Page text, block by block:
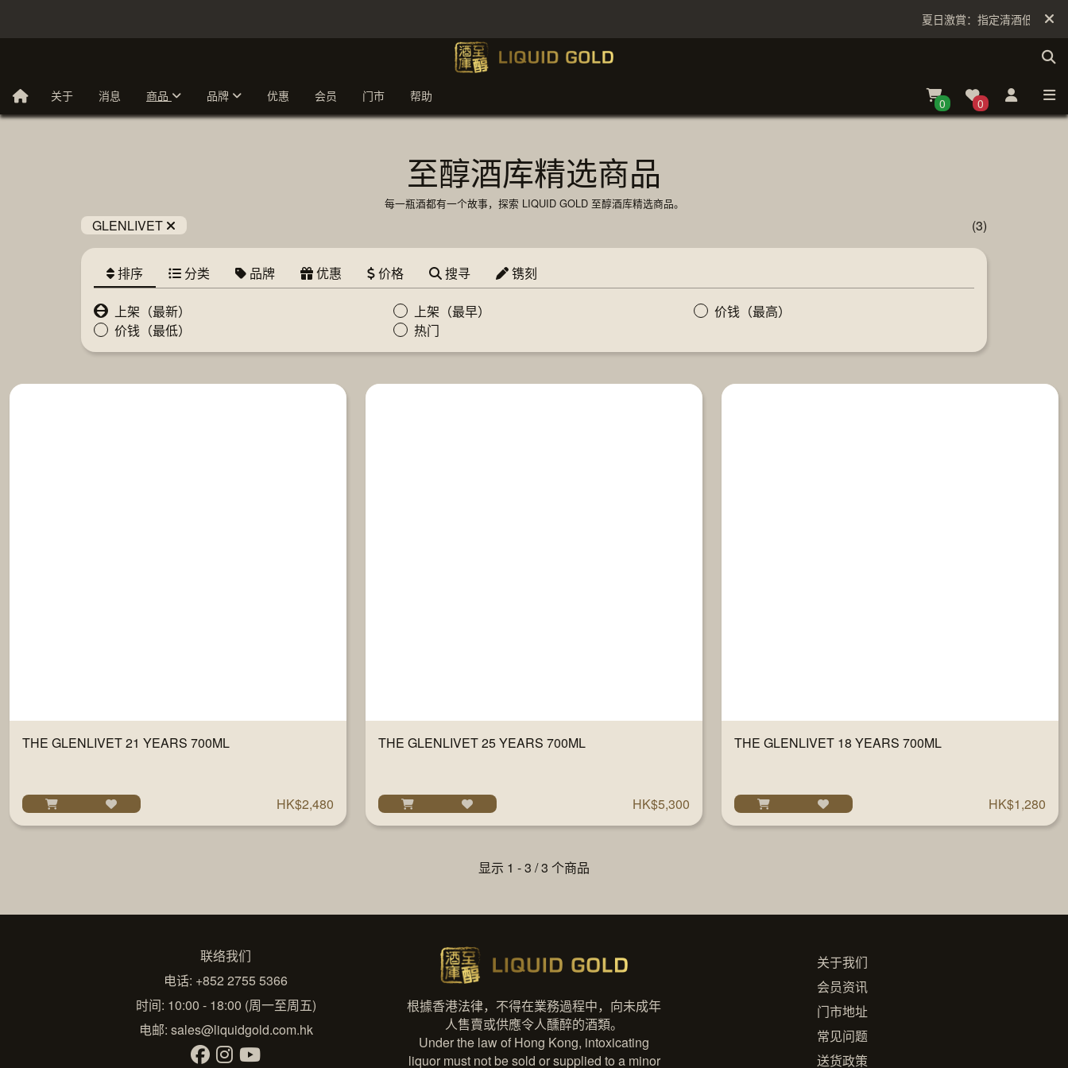
夏日激賞：指定清酒低至6折
关于 消息 商品 品牌 优惠 会员 门市 帮助 0 0
至醇酒库精选商品
每一瓶酒都有一个故事，探索 LIQUID GOLD 至醇酒库精选商品。
GLENLIVET (3)
排序 分类 品牌 优惠 价格 搜寻 镌刻
上架（最新） 上架（最早）
价钱（最高）
价钱（最低）
热门
THE GLENLIVET 21 YEARS 700ML
HK$2,480
THE GLENLIVET 25 YEARS 700ML
HK$5,300
THE GLENLIVET 18 YEARS 700ML
HK$1,280
显示 1 - 3 / 3 个商品
根據香港法律，不得在業務過程中，向未成年
人售賣或供應令人醺醉的酒類。
Under the law of Hong Kong, intoxicating
liquor must not be sold or supplied to a minor
联络我们
电话: +852 2755 5366
时间: 10:00 - 18:00 (周一至周五)
电邮: sales@liquidgold.com.hk
关于我们
会员资讯
门市地址
常见问题
送货政策